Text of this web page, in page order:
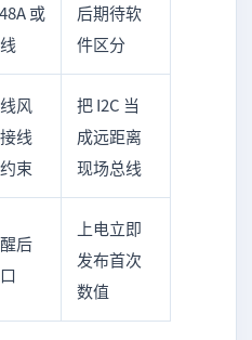
或
后期待软
件区分
风
线
束
把 I2C 当
成远距离
现场总线
后
上电立即
发布首次
数值